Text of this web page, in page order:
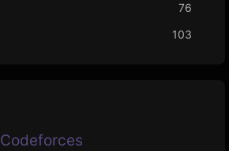
76
103
Codeforces